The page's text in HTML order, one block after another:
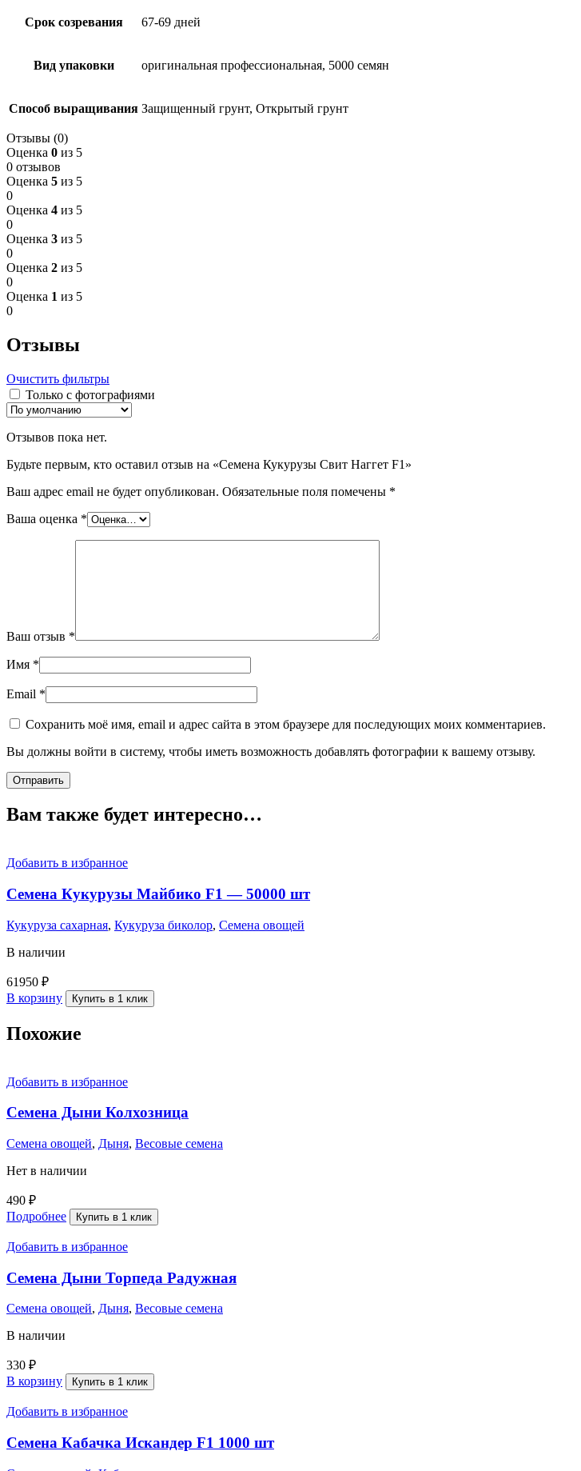
Срок созревания 67-69 дней
Вид упаковки оригинальная профессиональная, 5000 семян
Способ выращивания Защищенный грунт, Открытый грунт
Отзывы (0)
Оценка 0 из 5
0 отзывов
Оценка 5 из 5
0
Оценка 4 из 5
0
Оценка 3 из 5
0
Оценка 2 из 5
0
Оценка 1 из 5
0
Отзывы
Очистить фильтры
Только с фотографиями
Отзывов пока нет.
Будьте первым, кто оставил отзыв на «Семена Кукурузы Свит Наггет F1»
Ваш адрес email не будет опубликован. Обязательные поля помечены *
Ваша оценка *
Ваш отзыв *
Имя *
Email *
Сохранить моё имя, email и адрес сайта в этом браузере для последующих моих комментариев.
Вы должны войти в систему, чтобы иметь возможность добавлять фотографии к вашему отзыву.
Вам также будет интересно…
Добавить в избранное
Семена Кукурузы Майбико F1 — 50000 шт
Кукуруза сахарная, Кукуруза биколор, Семена овощей
В наличии
61950 ₽
В корзину
Купить в 1 клик
Похожие
Добавить в избранное
Семена Дыни Колхозница
Семена овощей, Дыня, Весовые семена
Нет в наличии
490 ₽
Подробнее
Купить в 1 клик
Добавить в избранное
Семена Дыни Торпеда Радужная
Семена овощей, Дыня, Весовые семена
В наличии
330 ₽
В корзину
Купить в 1 клик
Добавить в избранное
Семена Кабачка Искандер F1 1000 шт